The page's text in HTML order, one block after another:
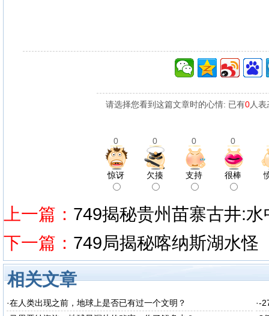
请选择您看到这篇文章时的心情: 已有0人
0 0 0 0
惊讶 欠揍 支持 很棒
上一篇： 749揭秘贵州苗寨古井:
下一篇： 749局揭秘喀纳斯湖水怪
相关文章
·在人类出现之前，地球上是否已有过一个文明？ ·-